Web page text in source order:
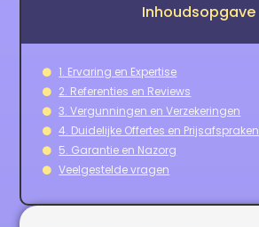
Inhoudsopgave
1. Ervaring en Expertise
2. Referenties en Reviews
3. Vergunningen en Verzekeringen
4. Duidelijke Offertes en Prijsafspraken
5. Garantie en Nazorg
Veelgestelde vragen